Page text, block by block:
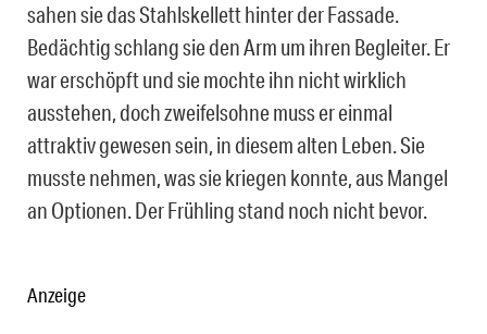
sahen sie das Stahlskellett hinter der Fassade.
Bedächtig schlang sie den Arm um ihren Begleiter. Er
war erschöpft und sie mochte ihn nicht wirklich
ausstehen, doch zweifelsohne muss er einmal
attraktiv gewesen sein, in diesem alten Leben. Sie
musste nehmen, was sie kriegen konnte, aus Mangel
an Optionen. Der Frühling stand noch nicht bevor.
Anzeige